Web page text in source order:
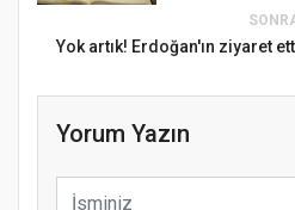
Yok artık! Erdoğan'ın ziyaret
Yorum Yazın
Samsun